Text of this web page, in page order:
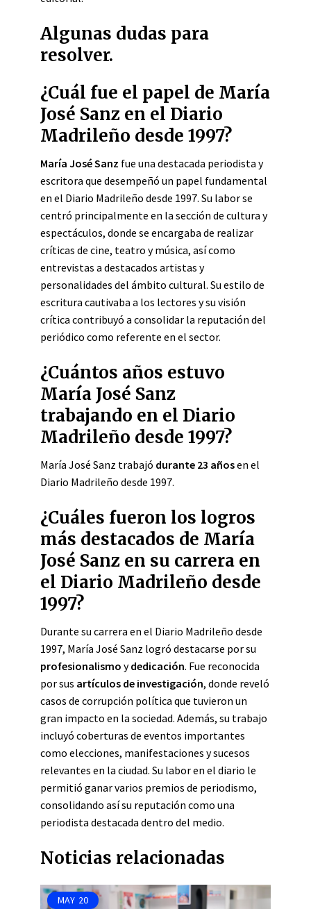
Algunas dudas para
resolver.
¿Cuál fue el papel de María
José Sanz en el Diario
Madrileño desde 1997?
María José Sanz fue una destacada periodista y
escritora que desempeñó un papel fundamental
en el Diario Madrileño desde 1997. Su labor se
centró principalmente en la sección de cultura y
espectáculos, donde se encargaba de realizar
críticas de cine, teatro y música, así como
entrevistas a destacados artistas y
personalidades del ámbito cultural. Su estilo de
escritura cautivaba a los lectores y su visión
crítica contribuyó a consolidar la reputación del
periódico como referente en el sector.
¿Cuántos años estuvo
María José Sanz
trabajando en el Diario
Madrileño desde 1997?
María José Sanz trabajó durante 23 añosen el
Diario Madrileño desde 1997.
¿Cuáles fueron los logros
más destacados de María
José Sanz en su carrera en
el Diario Madrileño desde
1997?
Durante su carrera en el Diario Madrileño desde
1997, María José Sanz logró destacarse por su
profesionalismo ydedicación. Fue reconocida
por sus artículos de investigación, donde reveló
casos de corrupción política que tuvieron un
gran impacto en la sociedad. Además, su trabajo
incluyó coberturas de eventos importantes
como elecciones, manifestaciones y sucesos
relevantes en la ciudad. Su labor en el diario le
permitió ganar varios premios de periodismo,
consolidando así su reputación como una
periodista destacada dentro del medio.
Noticias relacionadas
MAY 20